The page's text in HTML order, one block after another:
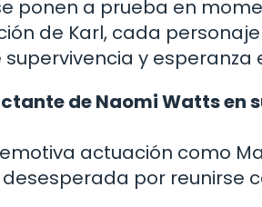
ponen a prueba en
de Karl, cada
y
de Naomi Watts en
actuación como
por reunirse